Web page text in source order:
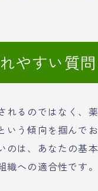
やすい質
れるのではなく、
いう傾向を掴んで
のは、あなたの基
への適合性です。